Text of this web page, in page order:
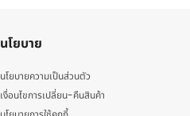
นโยบาย
นโยบายความเป็นส่วนตัว
เงื่อนไขการเปลี่ยน-คืนสินค้า